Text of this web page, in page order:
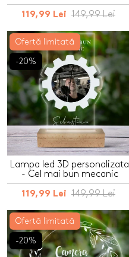
119,99 Lei 149,99 Lei
Ofertă limitată
-20%
Lampa led 3D personalizata
- Cel mai bun mecanic
119,99 Lei 149,99 Lei
Ofertă limitată
-20%